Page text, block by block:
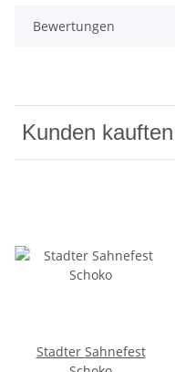
Bewertungen
Kunden
Stadter Sahnefest